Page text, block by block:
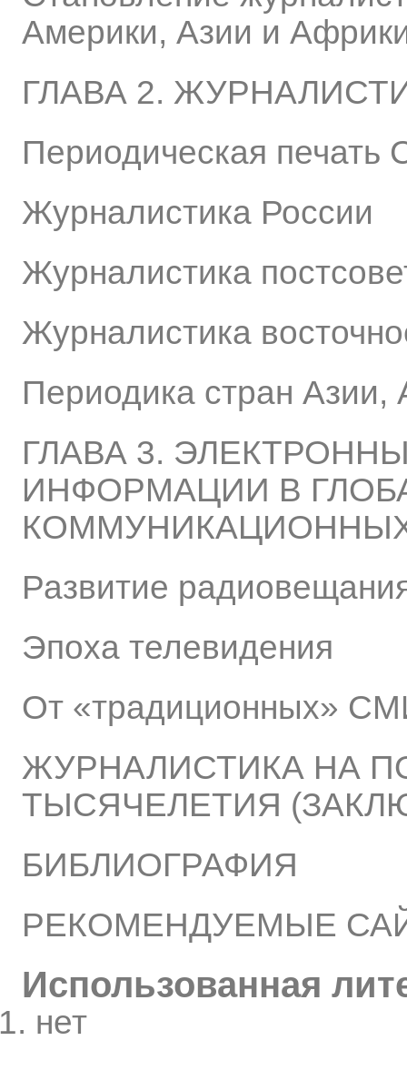
Америки, Азии и
ГЛАВА 2.
Периодическая
Журналистика России
Журналистика
Журналистика
Периодика стран
ГЛАВА 3.
ИНФОРМАЦИИ В
Развитие
Эпоха телевидения
От «традиционных»
ЖУРНАЛИСТИКА НА
ТЫСЯЧЕЛЕТИЯ
БИБЛИОГРАФИЯ
РЕКОМЕНДУЕМЫЕ
Использованная
нет